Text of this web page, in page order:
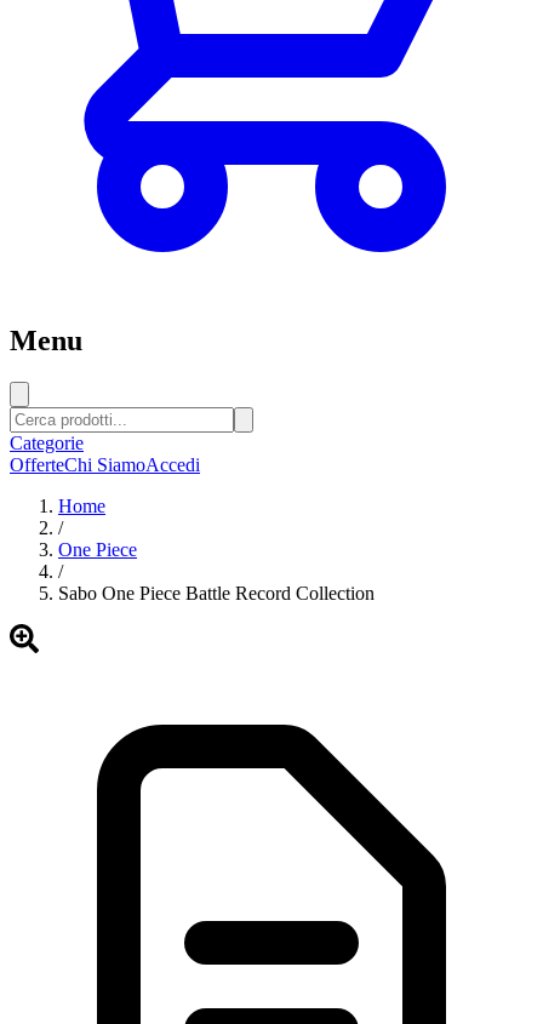
Menu
Categorie
OfferteChi SiamoAccedi
Home
/
One Piece
/
Sabo One Piece Battle Record Collection